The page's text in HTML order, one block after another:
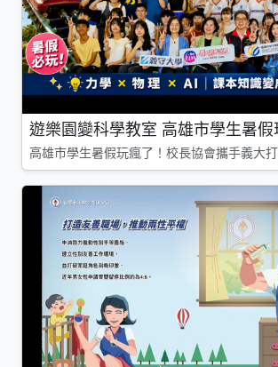
遊樂園變科學教室 高雄市學生暑假
高雄市學生暑假玩瘋了！校長協會攜手義大